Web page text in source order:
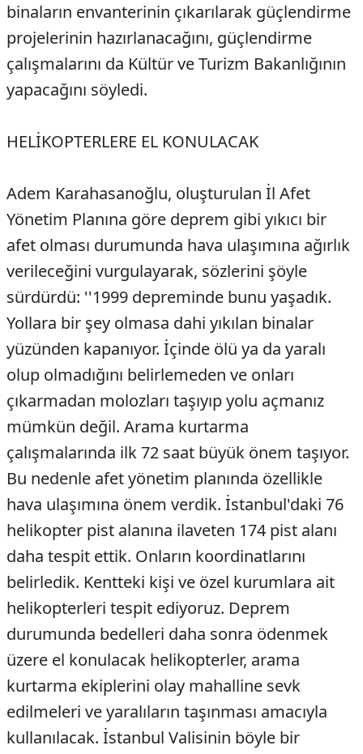
binaların envanterinin çıkarılarak güçlendirme
projelerinin hazırlanacağını, güçlendirme
çalışmalarını da Kültür ve Turizm Bakanlığının
yapacağını söyledi.
HELİKOPTERLERE EL KONULACAK
Adem Karahasanoğlu, oluşturulan İl Afet
Yönetim Planına göre deprem gibi yıkıcı bir
afet olması durumunda hava ulaşımına ağırlık
verileceğini vurgulayarak, sözlerini şöyle
sürdürdü: ''1999 depreminde bunu yaşadık.
Yollara bir şey olmasa dahi yıkılan binalar
yüzünden kapanıyor. İçinde ölü ya da yaralı
olup olmadığını belirlemeden ve onları
çıkarmadan molozları taşıyıp yolu açmanız
mümkün değil. Arama kurtarma
çalışmalarında ilk 72 saat büyük önem taşıyor.
Bu nedenle afet yönetim planında özellikle
hava ulaşımına önem verdik. İstanbul'daki 76
helikopter pist alanına ilaveten 174 pist alanı
daha tespit ettik. Onların koordinatlarını
belirledik. Kentteki kişi ve özel kurumlara ait
helikopterleri tespit ediyoruz. Deprem
durumunda bedelleri daha sonra ödenmek
üzere el konulacak helikopterler, arama
kurtarma ekiplerini olay mahalline sevk
edilmeleri ve yaralıların taşınması amacıyla
kullanılacak. İstanbul Valisinin böyle bir